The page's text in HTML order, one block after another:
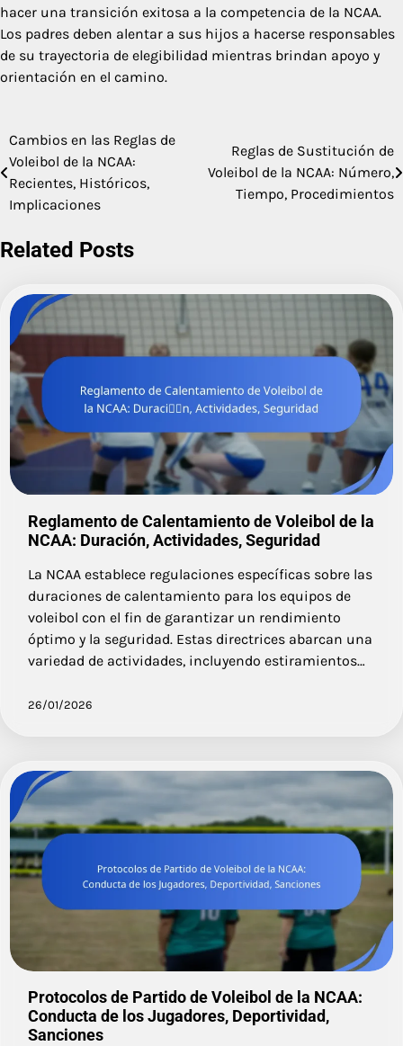
hacer una transición exitosa a la competencia de la NCAA.
Los padres deben alentar a sus hijos a hacerse responsables
de su trayectoria de elegibilidad mientras brindan apoyo y
orientación en el camino.
Post
navigation
Cambios en las Reglas de
Voleibol de la NCAA:
Recientes, Históricos,
Implicaciones
Reglas de Sustitución de
Voleibol de la NCAA: Número,
Tiempo, Procedimientos
Related Posts
Reglamento de Calentamiento de Voleibol de la
NCAA: Duración, Actividades, Seguridad
La NCAA establece regulaciones específicas sobre las
duraciones de calentamiento para los equipos de
voleibol con el fin de garantizar un rendimiento
óptimo y la seguridad. Estas directrices abarcan una
variedad de actividades, incluyendo estiramientos…
26/01/2026
Protocolos de Partido de Voleibol de la NCAA:
Conducta de los Jugadores, Deportividad,
Sanciones